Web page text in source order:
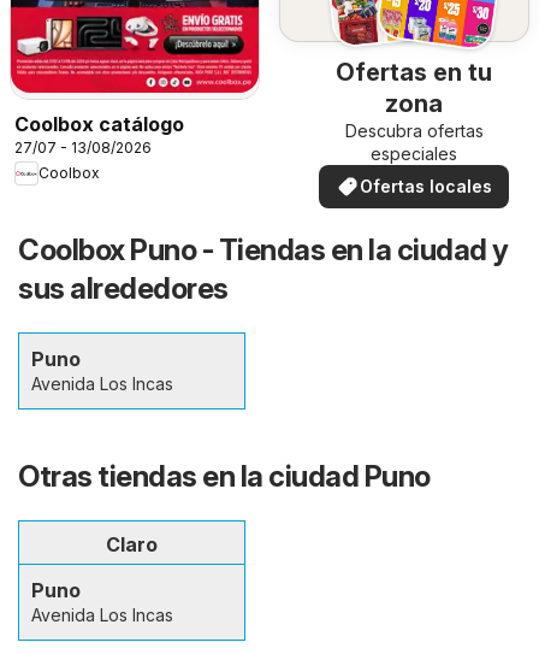
Coolbox catálogo
27/07 - 13/08/2026
Coolbox
Ofertas en tu
zona
Descubra ofertas
especiales
Ofertas locales
Coolbox Puno - Tiendas en la ciudad y
sus alrededores
Puno
Avenida Los Incas
Otras tiendas en la ciudad Puno
Claro
Puno
Avenida Los Incas